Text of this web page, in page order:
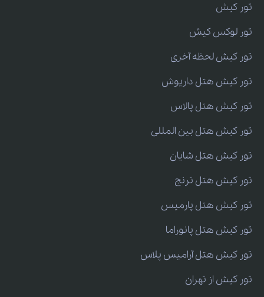
تور کیش
تور لوکس کیش
تور کیش لحظه آخری
تور کیش هتل داریوش
تور کیش هتل پالاس
تور کیش هتل بین المللی
تور کیش هتل شایان
تور کیش هتل ترنج
تور کیش هتل پارمیس
تور کیش هتل پانوراما
تور کیش هتل آرامیس پلاس
تور کیش از تهران